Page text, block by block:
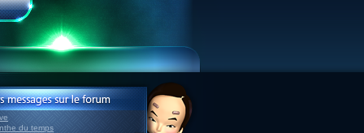
du temps